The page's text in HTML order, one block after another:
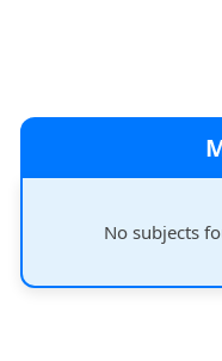
No subjects